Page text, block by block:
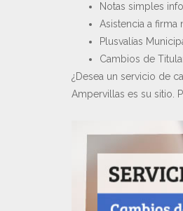
Notas simples
Asistencia a firma
Plusvalías
Cambios de
¿Desea un servicio de
Ampervillas es su sitio.